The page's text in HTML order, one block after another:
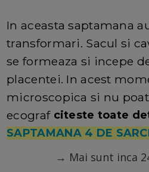
In aceasta saptamana
transformari. Sacul si
se formeaza si incepe
placentei. In acest
microscopica si nu
ecograf citeste toate
SAPTAMANA 4 DE
→ Mai sunt inca